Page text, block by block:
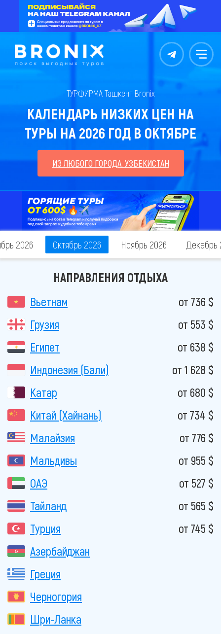
Контакты Меню
ТУРФИРМА Ташкент Bronix
КАЛЕНДАРЬ НИЗКИХ ЦЕН НА
ТУРЫ НА 2026 ГОД В ОКТЯБРЕ
ИЗ ЛЮБОГО ГОРОДА: УЗБЕКИСТАН
2026 Октябрь 2026 Ноябрь 2026 Декабрь
НАПРАВЛЕНИЯ ОТДЫХА
Вьетнам
от 736 $
Грузия
от 553 $
Египет
от 638 $
Индонезия (Бали)
от 1 628 $
Катар
от 680 $
Китай (Хайнань)
от 734 $
Малайзия
от 776 $
Мальдивы
от 955 $
ОАЭ
от 527 $
Тайланд
от 565 $
Турция
от 745 $
Азербайджан
Греция
Черногория
Шри-Ланка